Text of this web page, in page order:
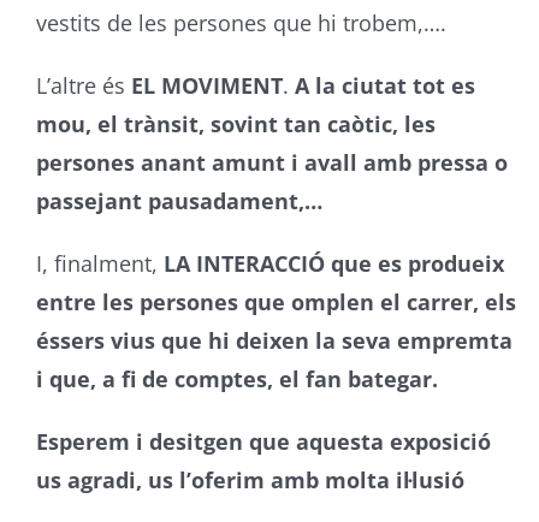
vestits de les persones que hi trobem,….
L’altre és EL MOVIMENT. A la ciutat tot es
mou, el trànsit, sovint tan caòtic, les
persones anant amunt i avall amb pressa o
passejant pausadament,…
I, finalment, LA INTERACCIÓ que es produeix
entre les persones que omplen el carrer, els
éssers vius que hi deixen la seva empremta
i que, a fi de comptes, el fan bategar.
Esperem i desitgen que aquesta exposició
us agradi, us l’oferim amb molta il·lusió